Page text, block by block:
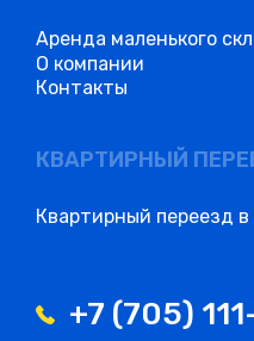
Аренда маленького
О компании
Контакты
КВАРТИРНЫЙ
Квартирный переезд
+7 (705)